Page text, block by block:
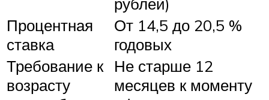
рублей)
Процентная
ставка
От 14,5 до 20,5 %
годовых
Требование к
возрасту
Не старше 12
месяцев к моменту